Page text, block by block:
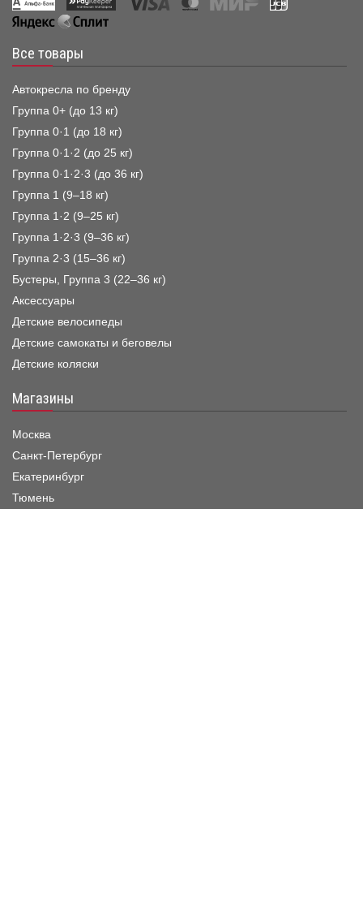
Все товары
Автокресла по бренду
Группа 0+ (до 13 кг)
Группа 0·1 (до 18 кг)
Группа 0·1·2 (до 25 кг)
Группа 0·1·2·3 (до 36 кг)
Группа 1 (9–18 кг)
Группа 1·2 (9–25 кг)
Группа 1·2·3 (9–36 кг)
Группа 2·3 (15–36 кг)
Бустеры, Группа 3 (22–36 кг)
Аксессуары
Детские велосипеды
Детские самокаты и беговелы
Детские коляски
Магазины
Москва
Санкт-Петербург
Екатеринбург
Тюмень